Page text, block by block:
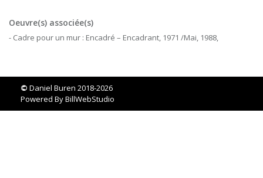
Oeuvre(s) associée(s)
- Cadre pour un mur : Encadré – Encadrant, 1971 /Mai, 1988,
© Daniel Buren 2018-2026
Powered ByBillWebStudio